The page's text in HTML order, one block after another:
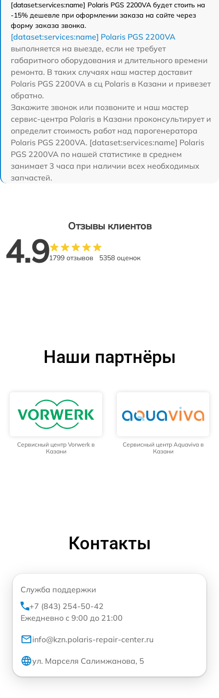
[dataset:services:name] Polaris PGS 2200VA будет стоить на
-15% дешевле при оформлении заказа на сайте через
форму заказа звонка.
[dataset:services:name] Polaris PGS 2200VA
выполняется на выезде, если не требует
габаритного оборудования и длительного времени
ремонта. В таких случаях наш мастер доставит
Polaris PGS 2200VA в сц Polaris в Казани и привезет
обратно.
Закажите звонок или позвоните и наш мастер
сервис-центра Polaris в Казани проконсультирует и
определит стоимость работ над парогенератора
Polaris PGS 2200VA. [dataset:services:name] Polaris
PGS 2200VA по нашей статистике в среднем
занимает 3 часа при наличии всех необходимых
запчастей.
Отзывы клиентов
4.91799 отзывов 5358 оценок
Наши партнёры
Сервисный центр Vorwerk в
Казани
Сервисный центр Aquaviva в
Казани
Контакты
Служба поддержки
+7 (843) 254-50-42
Ежедневно с 9:00 до 21:00
info@kzn.polaris-repair-center.ru
ул. Марселя Салимжанова, 5